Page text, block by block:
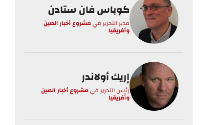
كوباس فان ستادن
مدير التحرير فيمشروع أخبار الصين
وأفريقيا
إريك أولاندر
رئيس التحرير فيمشروع أخبار الصين
وأفريقيا